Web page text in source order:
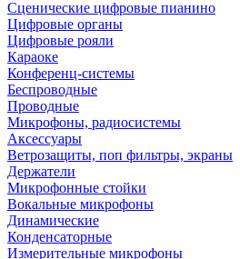
Сценические цифровые пианино
Цифровые органы
Цифровые рояли
Караоке
Конференц-системы
Беспроводные
Проводные
Микрофоны, радиосистемы
Аксессуары
Ветрозащиты, поп фильтры, экраны
Держатели
Микрофонные стойки
Вокальные микрофоны
Динамические
Конденсаторные
Измерительные микрофоны